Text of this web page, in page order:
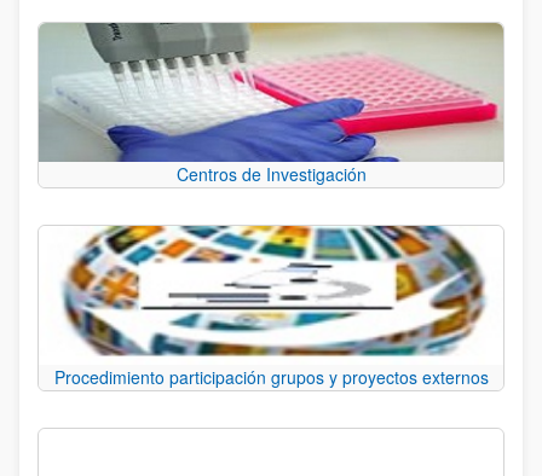
Centros de Investigación
Procedimiento participación grupos y proyectos externos